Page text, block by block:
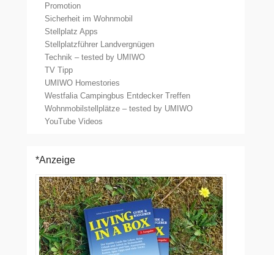
Promotion
Sicherheit im Wohnmobil
Stellplatz Apps
Stellplatzführer Landvergnügen
Technik – tested by UMIWO
TV Tipp
UMIWO Homestories
Westfalia Campingbus Entdecker Treffen
Wohnmobilstellplätze – tested by UMIWO
YouTube Videos
*Anzeige